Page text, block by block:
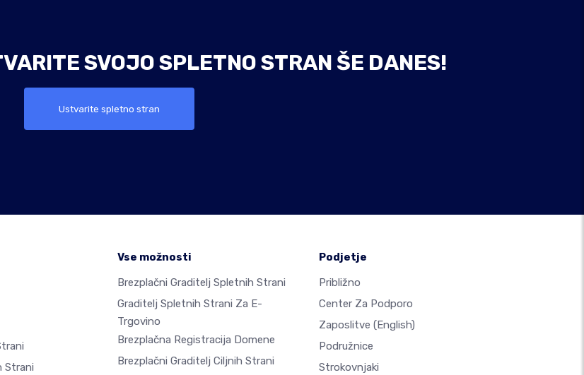
SVOJO SPLETNO STRAN ŠE DANES!
Ustvarite spletno stran
Strani
Vse možnosti
Brezplačni Graditelj Spletnih Strani
Graditelj Spletnih Strani Za E-
Trgovino
Brezplačna Registracija Domene
Brezplačni Graditelj Ciljnih Strani
Podjetje
Približno
Center Za Podporo
Zaposlitve (English)
Podružnice
Strokovnjaki